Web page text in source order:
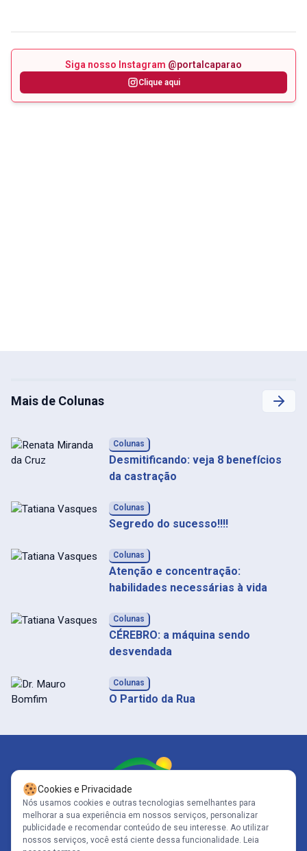
Siga nosso Instagram @portalcaparao
Clique aqui
Mais de Colunas
Colunas
Desmitificando: veja 8 benefícios
da castração
Colunas
Segredo do sucesso!!!!
Colunas
Atenção e concentração:
habilidades necessárias à vida
Colunas
CÉREBRO: a máquina sendo
desvendada
Colunas
O Partido da Rua
Siga-nos
Cookies e Privacidade
Nós usamos cookies e outras tecnologias semelhantes para
melhorar a sua experiência em nossos serviços, personalizar
publicidade e recomendar conteúdo de seu interesse. Ao utilizar
nossos serviços, você está ciente dessa funcionalidade. Leia